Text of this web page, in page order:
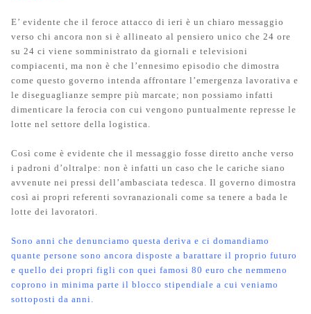
E’ evidente che il feroce attacco di ieri è un chiaro messaggio
verso chi ancora non si è allineato al pensiero unico che 24 ore
su 24 ci viene somministrato da giornali e televisioni
compiacenti, ma non è che l’ennesimo episodio che dimostra
come questo governo intenda affrontare l’emergenza lavorativa e
le diseguaglianze sempre più marcate; non possiamo infatti
dimenticare la ferocia con cui vengono puntualmente represse le
lotte nel settore della logistica.
Così come è evidente che il messaggio fosse diretto anche verso
i padroni d’oltralpe: non è infatti un caso che le cariche siano
avvenute nei pressi dell’ambasciata tedesca. Il governo dimostra
così ai propri referenti sovranazionali come sa tenere a bada le
lotte dei lavoratori.
Sono anni che denunciamo questa deriva e ci domandiamo
quante persone sono ancora disposte a barattare il proprio futuro
e quello dei propri figli con quei famosi 80 euro che nemmeno
coprono in minima parte il blocco stipendiale a cui veniamo
sottoposti da anni.